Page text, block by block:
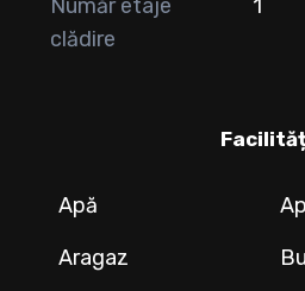
Număr etaje
clădire
1
Apă
Aragaz